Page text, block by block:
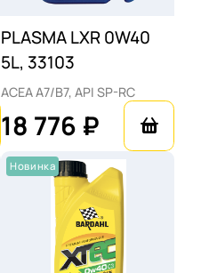
PLASMA LXR 0W40
5L, 33103
ACEA A7/B7, API SP-RC
18 776 ₽
Новинка